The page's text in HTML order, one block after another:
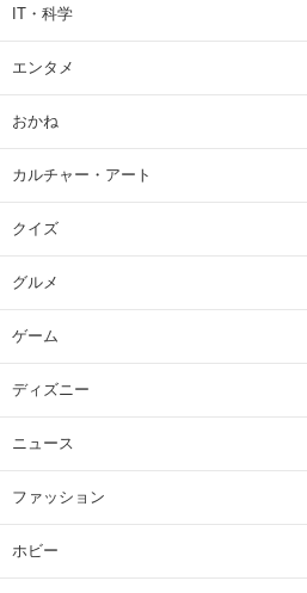
IT・科学
エンタメ
おかね
カルチャー・アート
クイズ
グルメ
ゲーム
ディズニー
ニュース
ファッション
ホビー